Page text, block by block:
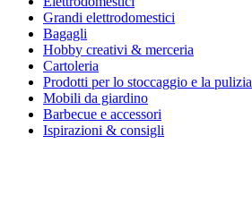
Grandi elettrodomestici
Bagagli
Hobby creativi & merceria
Cartoleria
Prodotti per lo stoccaggio e la pulizia
Mobili da giardino
Barbecue e accessori
Ispirazioni & consigli